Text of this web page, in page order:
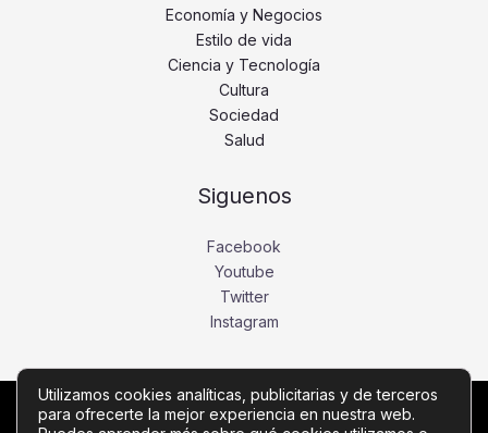
Economía y Negocios
Estilo de vida
Ciencia y Tecnología
Cultura
Sociedad
Salud
Siguenos
Facebook
Youtube
Twitter
Instagram
Copyright © Todos los derechos reservados -
Utilizamos cookies analíticas, publicitarias y de terceros
para ofrecerte la mejor experiencia en nuestra web.